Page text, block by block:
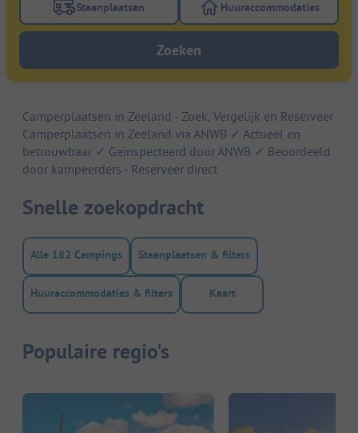
Gebruik de filterknop staanplaatsen om te zoeken
Staanplaatsen Gebruik de
Huuraccommodaties
Zoeken
Camperplaatsen in Zeeland - Zoek, Vergelijk en Reserveer
Camperplaatsen in Zeeland via ANWB ✓ Actueel en
betrouwbaar ✓ Geïnspecteerd door ANWB ✓ Beoordeeld
door kampeerders - Reserveer direct
Snelle zoekopdracht
Alle 182 Campings Staanplaatsen & filters
Huuraccommodaties & filters Kaart
Populaire regio's